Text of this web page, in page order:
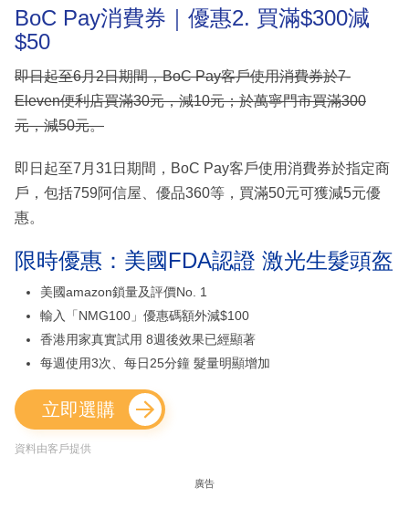
BoC Pay消費券｜優惠2. 買滿$300減
$50
即日起至6月2日期間，BoC Pay客戶使用消費券於7-
Eleven便利店買滿30元，減10元；於萬寧門市買滿300
元，減50元。
即日起至7月31日期間，BoC Pay客戶使用消費券於指定商
戶，包括759阿信屋、優品360等，買滿50元可獲減5元優
惠。
限時優惠：美國FDA認證 激光生髮頭盔
美國amazon鎖量及評價No. 1
輸入「NMG100」優惠碼額外減$100
香港用家真實試用 8週後效果已經顯著
每週使用3次、每日25分鐘 髮量明顯增加
立即選購
資料由客戶提供
廣告